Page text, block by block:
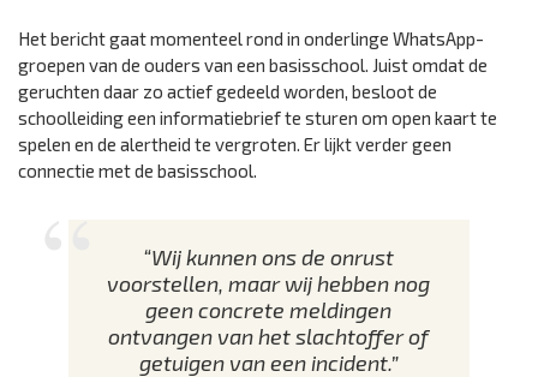
Het bericht gaat momenteel rond in onderlinge WhatsApp-
groepen van de ouders van een basisschool. Juist omdat de
geruchten daar zo actief gedeeld worden, besloot de
schoolleiding een informatiebrief te sturen om open kaart te
spelen en de alertheid te vergroten. Er lijkt verder geen
connectie met de basisschool.
“Wij kunnen ons de onrust
voorstellen, maar wij hebben nog
geen concrete meldingen
ontvangen van het slachtoffer of
getuigen van een incident.”